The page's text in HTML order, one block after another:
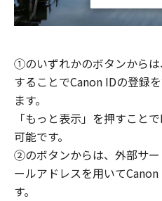
①のいずれかのボタンから
することでCanon IDの登録
ます。
「もっと表示」を押すこと
可能です。
②のボタンからは、外部サ
ールアドレスを用いて
す。